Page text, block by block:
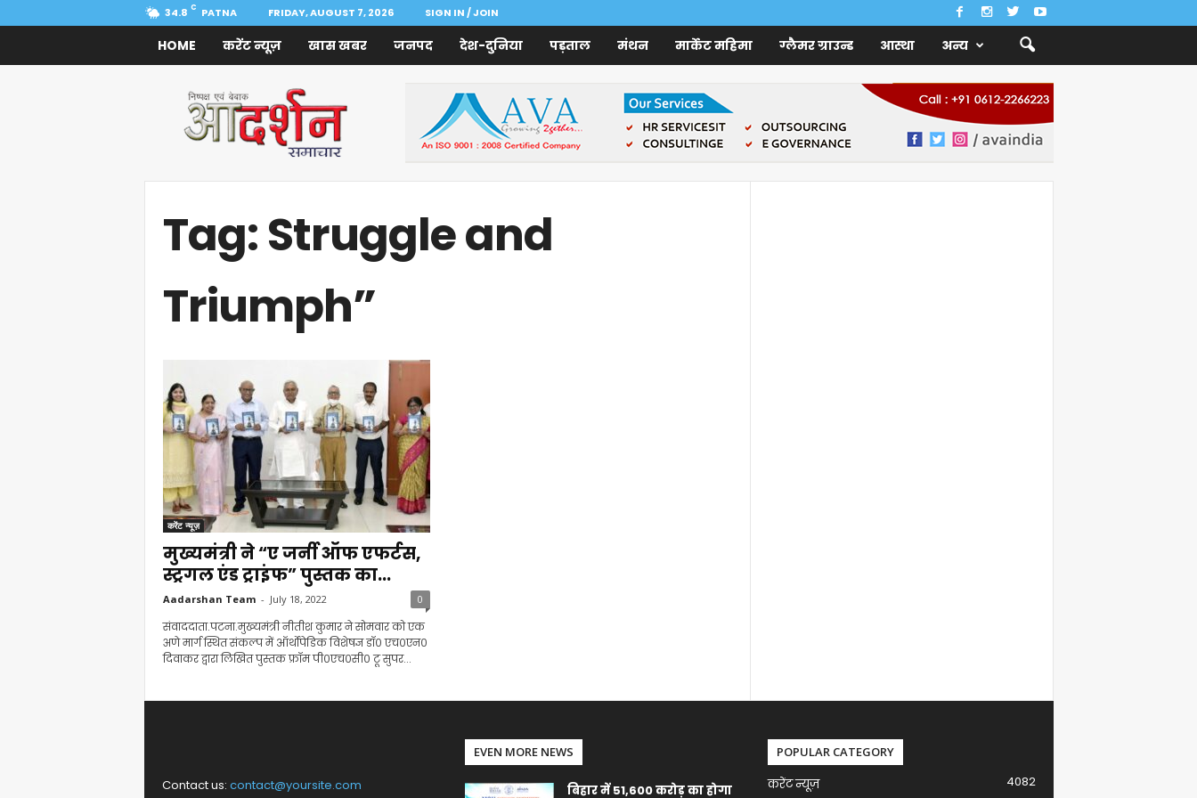
34.8 C PATNA FRIDAY, AUGUST 7, 2026 SIGN IN / JOIN
HOME करेंट न्यूज़ खास खबर जनपद देश-दुनिया पड़ताल मंथन मार्केट महिमा ग्लैमर ग्राउन्ड आस्था अन्य
Samachar
Tag: Struggle and
Triumph”
करेंट न्यूज़
मुख्यमंत्री ने “ए जर्नी ऑफ एफर्टस,
स्ट्रगल एंड ट्राइंफ” पुस्तक का...
Aadarshan Team - July 18, 2022 0
संवाददाता.पटना.मुख्यमंत्री नीतीश कुमार ने सोमवार को एक
अणे मार्ग स्थित संकल्प में ऑर्थोपेडिक विशेषज्ञ डॉ० एच०एन०
दिवाकर द्वारा लिखित पुस्तक फ्रॉम पी०एच०सी० टू सुपर...
Contact us: contact@yoursite.com
EVEN MORE NEWS
बिहार में 51,600 करोड़ का होगा
POPULAR CATEGORY
करेंट न्यूज़ 4082